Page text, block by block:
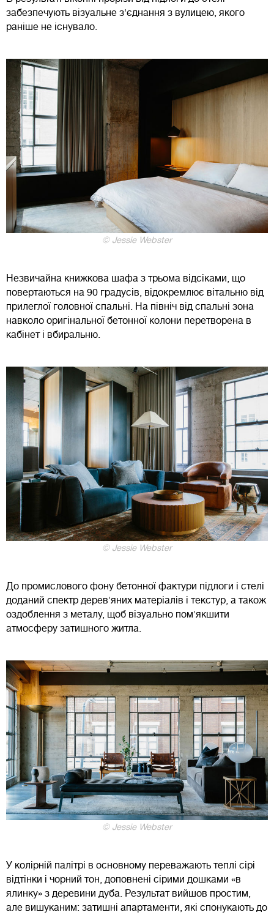
забезпечують візуальне з'єднання з вулицею, якого
раніше не існувало.
© Jessie Webster
Незвичайна книжкова шафа з трьома відсіками, що
повертаються на 90 градусів, відокремлює вітальню від
прилеглої головної спальні. На північ від спальні зона
навколо оригінальної бетонної колони перетворена в
кабінет і вбиральню.
© Jessie Webster
До промислового фону бетонної фактури підлоги і стелі
доданий спектр дерев'яних матеріалів і текстур, а також
оздоблення з металу, щоб візуально пом'якшити
атмосферу затишного житла.
© Jessie Webster
У колірній палітрі в основному переважають теплі сірі
відтінки і чорний тон, доповнені сірими дошками «в
ялинку» з деревини дуба. Результат вийшов простим,
але вишуканим: затишні апартаменти, які спонукають до